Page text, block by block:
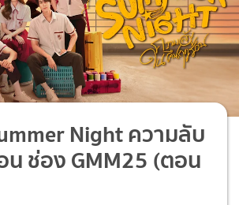
Night ความลับ
ช่อง GMM25 (ตอน